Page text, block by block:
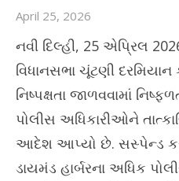
April 25, 2026
નવી દિલ્હી, 25 એપ્રિલ
વિધાનસભા ચૂંટણી
નિષ્પક્ષતા જાળવવામાં
પોલીસ અધિકારીઓને
આદેશ આપ્યો છે. સસ્પેન્ડ
ડાયમંડ હાર્બરના અધિક